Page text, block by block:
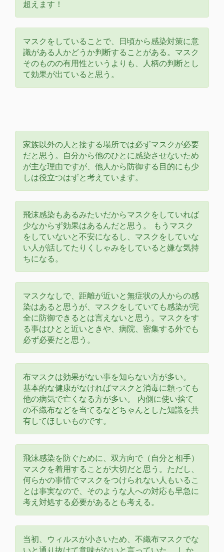
超えます！
マスクをしていることで、日頃から感染対策に意
識がある人かどうか判断することがある。マスク
そのものの有用性というよりも、人柄の判断とし
て効果が出ていると思う。
家族以外の人と接する場所では必ずマスクが必要
だと思う。自分から他のひとに感染させないため
が主な理由ですが、他人から防御する目的にも少
しは役立つはずと考えています。
飛沫感染もあるみたいだからマスクをしていれば
少なからず効果はあるんだと思う。 もうマスク
をしていないと不安になるし、マスクをしていな
い人が話してたりくしゃみをしていると嫌な気持
ちになる。
マスクなしで、距離が近いと無症状の人からの感
染はあると思うが、マスクをしていても感染が完
全に防御できるとは言えないと思う。マスクをす
る事はひとと近いときや、病院、密集する外でも
必ず必要だと思う。
布マスクは効果がない事を知らない方が多い。
基本的な健康がなければマスクと消毒に頼っても
他の病気で亡くなる方が多い。 内側に使い捨て
の不織布などを当てるなどちゃんとした知識を共
有してほしいものです。
飛沫感染を防ぐために、双方向で（自分と相手）
マスクを着用することが大切だと思う。ただし、
何らかの事情でマスクをつけられない人もいるこ
とは事実なので、そのような人への対応も早急に
考え対処する必要があるとも考える。
当初、ウィルスが小さいため、不織布マスクでな
いと通り抜けて意味がないと言っていた。 しか